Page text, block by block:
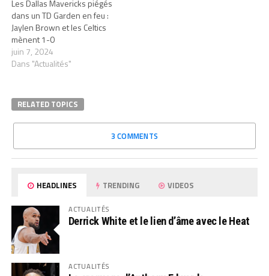
Les Dallas Mavericks piégés
dans un TD Garden en feu :
Jaylen Brown et les Celtics
mènent 1-0
juin 7, 2024
Dans "Actualités"
RELATED TOPICS
3 COMMENTS
HEADLINES TRENDING VIDEOS
ACTUALITÉS
Derrick White et le lien d’âme avec le Heat
ACTUALITÉS